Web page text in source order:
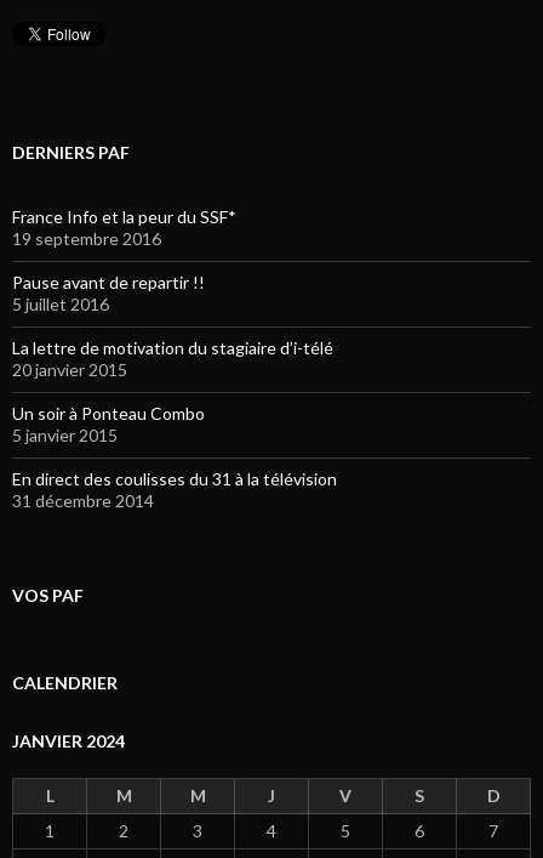
DERNIERS PAF
France Info et la peur du SSF*
19 septembre 2016
Pause avant de repartir !!
5 juillet 2016
La lettre de motivation du stagiaire d’i-télé
20 janvier 2015
Un soir à Ponteau Combo
5 janvier 2015
En direct des coulisses du 31 à la télévision
31 décembre 2014
VOS PAF
CALENDRIER
JANVIER 2024
L M M J V S
D
1
2 3 4 5 6
7